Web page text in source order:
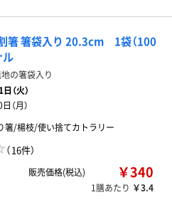
箸 箸袋入り 20.3cm 1袋（100
ル
の箸袋入り
（火）
（月）
箸/楊枝/使い捨てカトラリー
（16件）
販売価格(税込) ￥340
1膳あたり ￥3.4